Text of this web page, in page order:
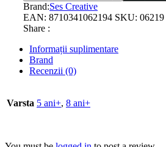
Brand:Ses Creative
EAN: 8710341062194 SKU: 06219
Share :
Informații suplimentare
Brand
Recenzii (0)
Varsta 5 ani+, 8 ani+